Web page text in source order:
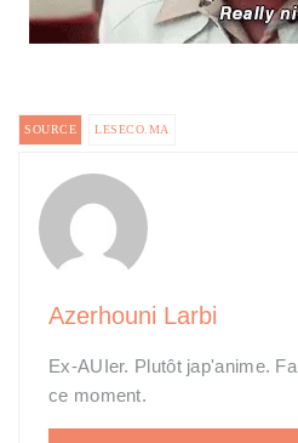
SOURCE LESECO.MA
Azerhouni Larbi
Ex-AUIer. Plutôt jap'anime.
ce moment.